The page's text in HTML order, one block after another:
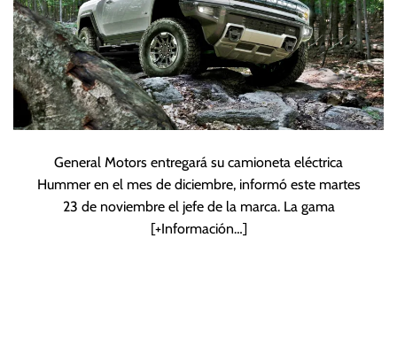
General Motors entregará su camioneta eléctrica
Hummer en el mes de diciembre, informó este martes
23 de noviembre el jefe de la marca. La gama
[+Información…]